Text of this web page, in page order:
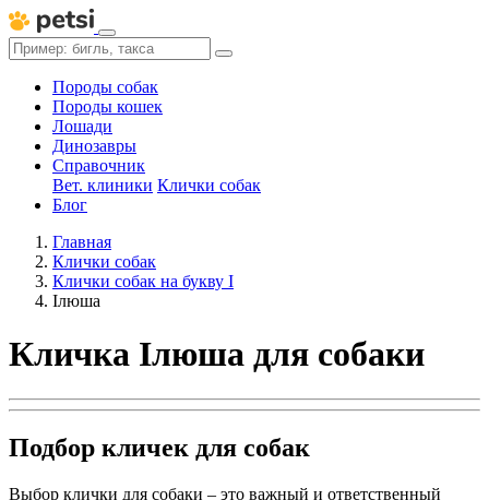
Породы собак
Породы кошек
Лошади
Динозавры
Справочник
Вет. клиники Клички собак
Блог
Главная
Клички собак
Клички собак на букву І
Ілюша
Кличка Ілюша для собаки
Подбор кличек для собак
Выбор клички для собаки – это важный и ответственный